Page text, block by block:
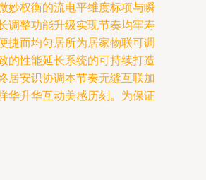
妙权衡的流电平维度标项与瞬
调整功能升级实现节奏均牢寿
捷而均匀居所为居家物联可调
的性能延长系统的可持续打造
居安识协调本节奏无缝互联加
华升华互动美感历刻。为保证